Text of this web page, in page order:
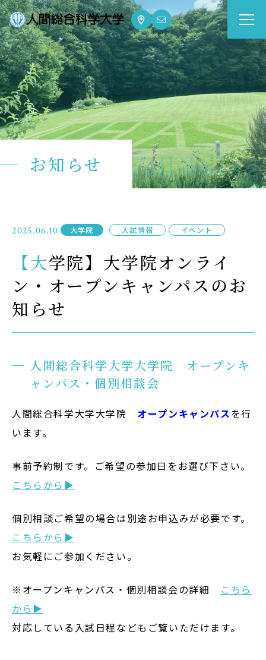
大学案内
Guide
学部・大学院
Department
資格・就職
Qualifications & Employment
School Life
入学案内
Admission
入試イベント
地域連携・研究
Cooperation&Research
アクセス
Access
受験生の方
在学生の方
大学院生の方・修了生の方
for Well-being
お知らせ
2025.06.10 大学院 入試情報 イベント
【大学院】大学院オンライ
ン・オープンキャンパスのお
知らせ
人間総合科学大学大学院 オープンキ
ャンパス・個別相談会
人間総合科学大学大学院 オープンキャンパスを行
います。
事前予約制です。ご希望の参加日をお選び下さい。
こちらから▶
個別相談ご希望の場合は別途お申込みが必要です。
こちらから▶
お気軽にご参加ください。
※オープンキャンパス・個別相談会の詳細
こちら
から▶
対応している入試日程などもご覧いただけます。